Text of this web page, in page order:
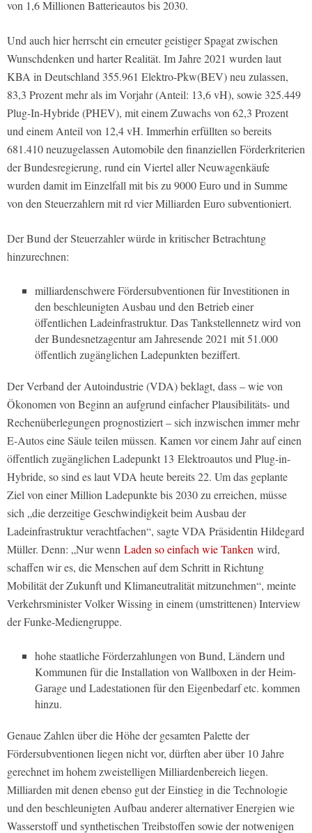
von 1,6 Millionen Batterieautos bis 2030.
Und auch hier herrscht ein erneuter geistiger Spagat zwischen
Wunschdenken und harter Realität. Im Jahre 2021 wurden laut
KBA in Deutschland 355.961 Elektro-Pkw(BEV) neu zulassen,
83,3 Prozent mehr als im Vorjahr (Anteil: 13,6 vH), sowie 325.449
Plug-In-Hybride (PHEV), mit einem Zuwachs von 62,3 Prozent
und einem Anteil von 12,4 vH. Immerhin erfüllten so bereits
681.410 neuzugelassen Automobile den finanziellen Förderkriterien
der Bundesregierung, rund ein Viertel aller Neuwagenkäufe
wurden damit im Einzelfall mit bis zu 9000 Euro und in Summe
von den Steuerzahlern mit rd vier Milliarden Euro subventioniert.
Der Bund der Steuerzahler würde in kritischer Betrachtung
hinzurechnen:
milliardenschwere Fördersubventionen für Investitionen in
den beschleunigten Ausbau und den Betrieb einer
öffentlichen Ladeinfrastruktur. Das Tankstellennetz wird von
der Bundesnetzagentur am Jahresende 2021 mit 51.000
öffentlich zugänglichen Ladepunkten beziffert.
Der Verband der Autoindustrie (VDA) beklagt, dass – wie von
Ökonomen von Beginn an aufgrund einfacher Plausibilitäts- und
Rechenüberlegungen prognostiziert – sich inzwischen immer mehr
E-Autos eine Säule teilen müssen. Kamen vor einem Jahr auf einen
öffentlich zugänglichen Ladepunkt 13 Elektroautos und Plug-in-
Hybride, so sind es laut VDA heute bereits 22. Um das geplante
Ziel von einer Million Ladepunkte bis 2030 zu erreichen, müsse
sich „die derzeitige Geschwindigkeit beim Ausbau der
Ladeinfrastruktur verachtfachen“, sagte VDA Präsidentin Hildegard
Müller. Denn: „Nur wenn Laden so einfach wie Tanken wird,
schaffen wir es, die Menschen auf dem Schritt in Richtung
Mobilität der Zukunft und Klimaneutralität mitzunehmen“, meinte
Verkehrsminister Volker Wissing in einem (umstrittenen) Interview
derFunke-Mediengruppe.
hohe staatliche Förderzahlungen von Bund, Ländern und
Kommunen für die Installation von Wallboxen in der Heim-
Garage und Ladestationen für den Eigenbedarf etc. kommen
hinzu.
Genaue Zahlen über die Höhe der gesamten Palette der
Fördersubventionen liegen nicht vor, dürften aber über 10 Jahre
gerechnet im hohem zweistelligen Milliardenbereich liegen.
Milliarden mit denen ebenso gut der Einstieg in die Technologie
und den beschleunigten Aufbau anderer alternativer Energien wie
Wasserstoff und synthetischen Treibstoffen sowie der notwenigen